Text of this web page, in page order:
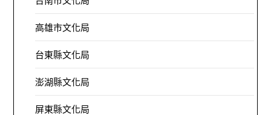
高雄市文化局
台東縣文化局
澎湖縣文化局
屏東縣文化局